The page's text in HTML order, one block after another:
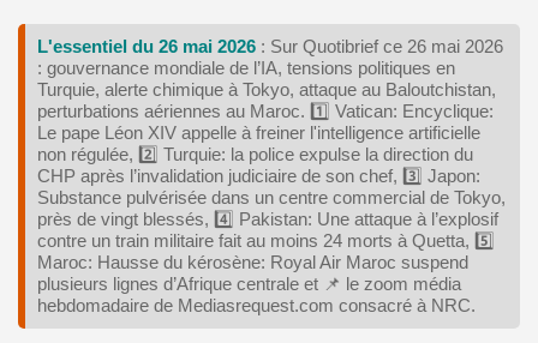
L'essentiel du 26 mai 2026 : Sur Quotibrief ce 26 mai 2026
: gouvernance mondiale de l’IA, tensions politiques en
Turquie, alerte chimique à Tokyo, attaque au Baloutchistan,
perturbations aériennes au Maroc. 1️⃣ Vatican: Encyclique:
Le pape Léon XIV appelle à freiner l'intelligence artificielle
non régulée, 2️⃣ Turquie: la police expulse la direction du
CHP après l’invalidation judiciaire de son chef, 3️⃣ Japon:
Substance pulvérisée dans un centre commercial de Tokyo,
près de vingt blessés, 4️⃣ Pakistan: Une attaque à l’explosif
contre un train militaire fait au moins 24 morts à Quetta, 5️⃣
Maroc: Hausse du kérosène: Royal Air Maroc suspend
plusieurs lignes d’Afrique centrale et 📌 le zoom média
hebdomadaire de Mediasrequest.com consacré à NRC.